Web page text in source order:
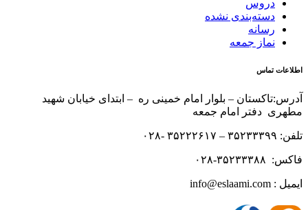
دروس
دسته‌بندی نشده
رسانه
نماز جمعه
اطلاعات تماس
آدرس:تاکستان – بلوار امام خمینی ره – ابتدای خیابان شهید
مطهری دفتر امام جمعه
تلفن: ۳۵۲۳۳۳۹۹ – ۳۵۲۲۲۶۱۷ -۰۲۸
فاکس: ۳۵۲۳۳۳۸۸-۰۲۸
ایمیل : info@eslaami.com